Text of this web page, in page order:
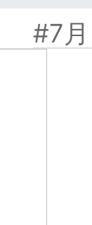
#7月